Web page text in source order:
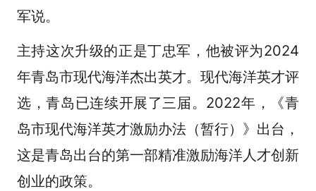
军说。
主持这次升级的正是丁忠军，他被评为2024
年青岛市现代海洋杰出英才。现代海洋英才评
选，青岛已连续开展了三届。2022年，《青
岛市现代海洋英才激励办法（暂行）》出台，
这是青岛出台的第一部精准激励海洋人才创新
创业的政策。